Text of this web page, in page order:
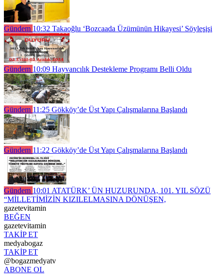
Gündem 10:32 Takaoğlu ‘Bozcaada Üzümünün Hikayesi’ Söyleşişi
Gündem 10:09 Hayvancılık Destekleme Programı Belli Oldu
Gündem 11:25 Gökköy’de Üst Yapı Çalışmalarına Başlandı
Gündem 11:22 Gökköy’de Üst Yapı Çalışmalarına Başlandı
Gündem 10:01 ATATÜRK’ ÜN HUZURUNDA, 101. YIL SÖZÜ
“MİLLETİMİZİN KIZILELMASINA DÖNÜŞEN,
gazetevitamin
BEĞEN
gazetevitamin
TAKİP ET
medyabogaz
TAKİP ET
@bogazmedyatv
ABONE OL